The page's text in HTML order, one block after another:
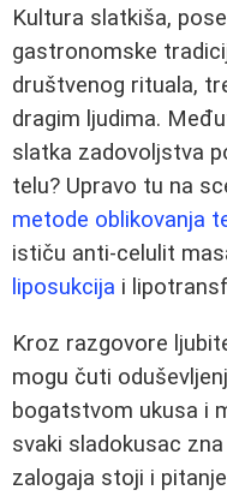
Kultura slatkiša,
gastronomske
društvenog rituala,
dragim ljudima.
slatka zadovoljstva
telu? Upravo tu na
metode oblikovanja
ističu anti-celulit
liposukcija i
Kroz razgovore
mogu čuti
bogatstvom ukusa i
svaki sladokusac
zalogaja stoji i